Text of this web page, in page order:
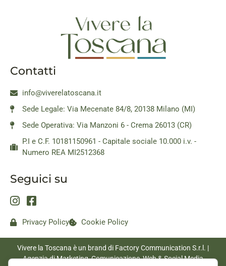
Contatti
info@viverelatoscana.it
Sede Legale: Via Mecenate 84/8, 20138 Milano (MI)
Sede Operativa: Via Manzoni 6 - Crema 26013 (CR)
P.I e C.F. 10181150961 - Capitale sociale 10.000 i.v. -
Numero REA MI2512368
Seguici su
Privacy Policy Cookie Policy
Vivere la Toscana è un brand di Factory Communication S.r.l. |
Agenzia di Marketing, Comunicazione, Web & Social Media